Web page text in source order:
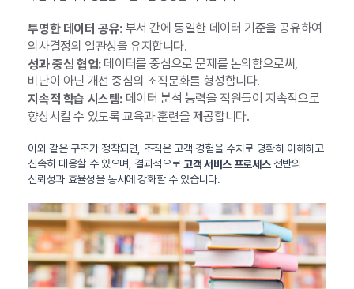
투명한 데이터 공유:부서 간에 동일한 데이터 기준을 공유하여
의사결정의 일관성을 유지합니다.
성과 중심 협업:데이터를 중심으로 문제를 논의함으로써,
비난이 아닌 개선 중심의 조직문화를 형성합니다.
지속적 학습 시스템:데이터 분석 능력을 직원들이 지속적으로
향상시킬 수 있도록 교육과 훈련을 제공합니다.
이와 같은 구조가 정착되면, 조직은 고객 경험을 수치로 명확히 이해하고
신속히 대응할 수 있으며, 결과적으로 고객 서비스 프로세스전반의
신뢰성과 효율성을 동시에 강화할 수 있습니다.